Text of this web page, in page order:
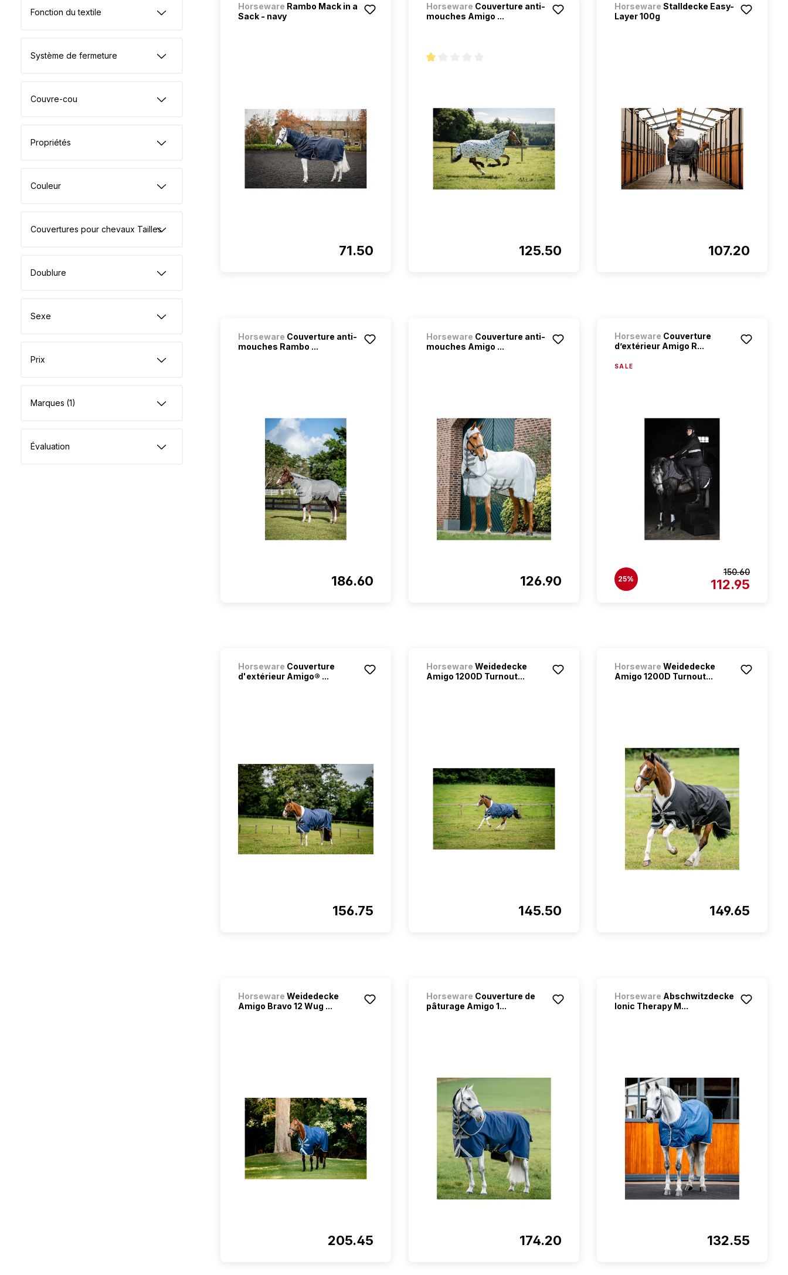
Fonction du textile
Système de fermeture
Couvre-cou
Propriétés
Couleur
Couvertures pour chevaux Tailles
Doublure
Sexe
Prix
Marques (1)
Évaluation
Horseware Rambo Mack in a
Sack - navy
71.50
Horseware Couverture anti-
mouches Amigo ...
125.50
Horseware Stalldecke Easy-
Layer 100g
107.20
Horseware Couverture anti-
mouches Rambo ...
186.60
Horseware Couverture anti-
mouches Amigo ...
126.90
Horseware Couverture
d’extérieur Amigo R...
SALE
25%
150.60
112.95
Horseware Couverture
d'extérieur Amigo® ...
156.75
Horseware Weidedecke
Amigo 1200D Turnout...
145.50
Horseware Weidedecke
Amigo 1200D Turnout...
149.65
Horseware Weidedecke
Amigo Bravo 12 Wug ...
205.45
Horseware Couverture de
pâturage Amigo 1...
174.20
Horseware Abschwitzdecke
Ionic Therapy M...
132.55